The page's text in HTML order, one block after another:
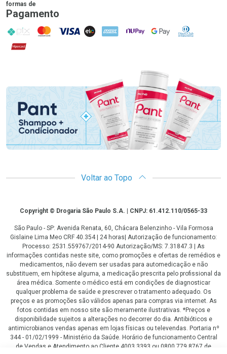
formas de
Pagamento
PIX MasterCard
VISA ELO AMEX NuPay Google PayDiners Club
Hipercard
Promoção em Destaque
Voltar ao Topo
CopyrightCopyright © Drogaria São Paulo S.A. | CNPJ: 61.412.110/0565-33
São Paulo - SP: Avenida Renata, 60, Chácara Belenzinho - Vila Formosa
Gislaine Lima Meo CRF 40.354 | 24 horas| Autorização de funcionamento:
Processo: 2531.559767/2014-90 Autorização/MS: 7.31847.3 | As
informações contidas neste site, como promoções e ofertas de remédios e
medicamentos, não devem ser usadas para automedicação e não
substituem, em hipótese alguma, a medicação prescrita pelo profissional da
área médica. Somente o médico está em condições de diagnosticar
qualquer problema de saúde e prescrever o tratamento adequado. Os
preços e as promoções são válidos apenas para compras via internet. As
fotos contidas em nosso site são meramente ilustrativas. *Preços e
disponibilidade sujeitos a alterações no decorrer do dia. Antibióticos e
antimicrobianos vendas apenas em lojas físicas ou televendas. Portaria nº
344 - 01/02/1999 - Ministério da Saúde. Horário de funcionamento Central
de Vendas e Atendimento ao Cliente 4003 3393 ou 0800 779 8767 de